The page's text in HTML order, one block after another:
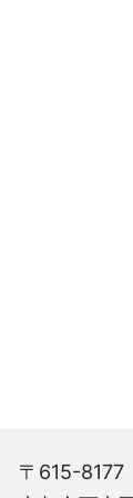
〒615-8177